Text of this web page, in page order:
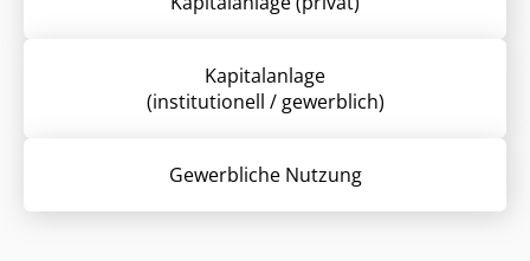
Kapitalanlage
(institutionell / gewerblich)
Gewerbliche Nutzung